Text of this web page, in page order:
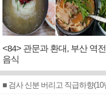
<84> 관문과 환대, 부산 역전
음식